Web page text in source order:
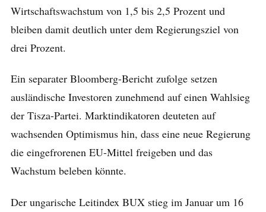
Wirtschaftswachstum von 1,5 bis 2,5 Prozent und
bleiben damit deutlich unter dem Regierungsziel von
drei Prozent.
Ein separater Bloomberg-Bericht zufolge setzen
ausländische Investoren zunehmend auf einen Wahlsieg
der Tisza-Partei. Marktindikatoren deuteten auf
wachsenden Optimismus hin, dass eine neue Regierung
die eingefrorenen EU-Mittel freigeben und das
Wachstum beleben könnte.
Der ungarische Leitindex BUX stieg im Januar um 16